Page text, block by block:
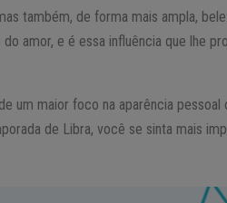
também, de forma mais ampla,
amor, e é essa influência que lhe
um maior foco na aparência
de Libra, você se sinta mais